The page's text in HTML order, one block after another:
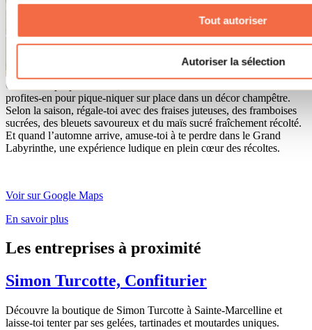
Tout autoriser
Autoriser la sélection
Cueille tes propres fraises, camerises et cerises de terre en famille et
profites-en pour pique-niquer sur place dans un décor champêtre.
Selon la saison, régale-toi avec des fraises juteuses, des framboises
sucrées, des bleuets savoureux et du maïs sucré fraîchement récolté.
Et quand l’automne arrive, amuse-toi à te perdre dans le Grand
Labyrinthe, une expérience ludique en plein cœur des récoltes.
Voir sur Google Maps
En savoir plus
Les entreprises à proximité
Simon Turcotte, Confiturier
Découvre la boutique de Simon Turcotte à Sainte-Marcelline et
laisse-toi tenter par ses gelées, tartinades et moutardes uniques.